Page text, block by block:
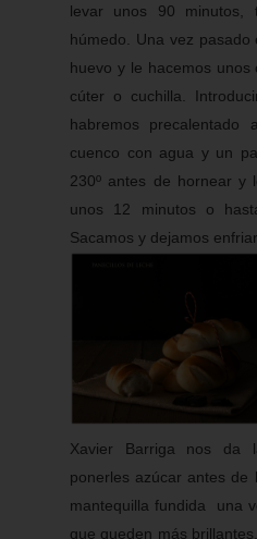
levar unos 90 minutos,
húmedo. Una vez
huevo y le hacemos
cúter o cuchilla.
habremos
cuenco con agua y un
230º antes de hornear y
unos 12 minutos o
Sacamos y dejamos
Xavier Barriga nos da
ponerles azúcar antes de
mantequilla fundida una
que queden más